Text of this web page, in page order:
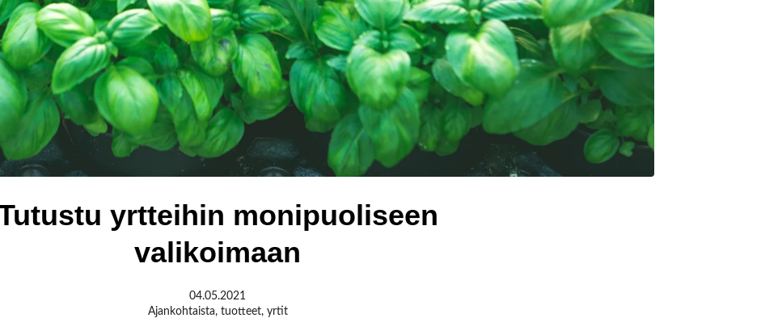
yrtteihin monipuoliseen
valikoimaan
04.05.2021
Ajankohtaista, tuotteet, yrtit